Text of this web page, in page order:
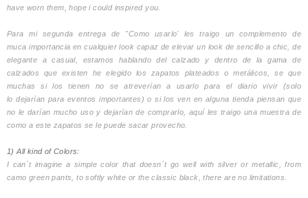
have worn them, hope i could inspired you.
Para mi segunda entrega de "Como usarlo' les traigo un complemento de
muca importancia en cualquier look capaz de elevar un look de sencillo a chic, de
elegante a casual, estamos hablando del calzado y dentro de la gama de
calzados que existen he elegido los zapatos plateados o metálicos, se que
muchas si los tienen no se atreverían a usarlo para el diario vivir (solo
lo dejarían para eventos importantes) o si los ven en alguna tienda piensan que
no le darían mucho uso y dejarían de comprarlo, aquí les traigo una muestra de
como a este zapatos se le puede sacar provecho.
1) All kind of Colors:
I can´t imagine a simple color that doesn´t go well with silver or metallic, from
camo green pants, to softly white or the classic black, there are no limitations.